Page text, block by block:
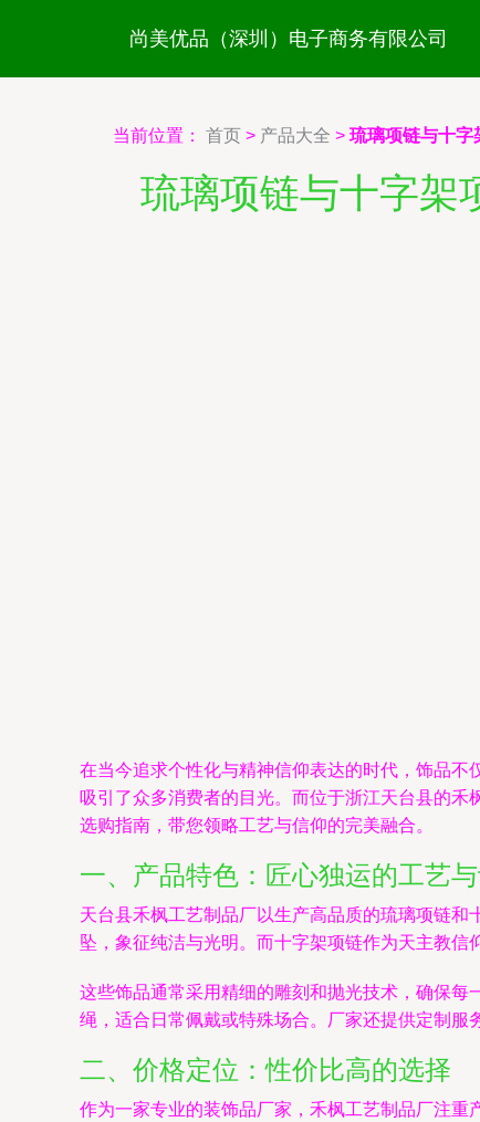
尚美优品（深圳）电子商务有限公司
当前位置： 首页 > 产品大全 > 琉璃项链与十字
琉璃项链与十字架
在当今追求个性化与精神信仰表达的时代，饰品不
吸引了众多消费者的目光。而位于浙江天台县的
选购指南，带您领略工艺与信仰的完美融合。
一、产品特色：匠心独运的工艺
天台县禾枫工艺制品厂以生产高品质的琉璃项链
坠，象征纯洁与光明。而十字架项链作为天主教信
这些饰品通常采用精细的雕刻和抛光技术，确保
绳，适合日常佩戴或特殊场合。厂家还提供定制服
二、价格定位：性价比高的选择
作为一家专业的装饰品厂家，禾枫工艺制品厂注重